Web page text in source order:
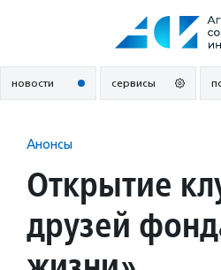
новости сервисы
Анонсы
Открытие
друзей